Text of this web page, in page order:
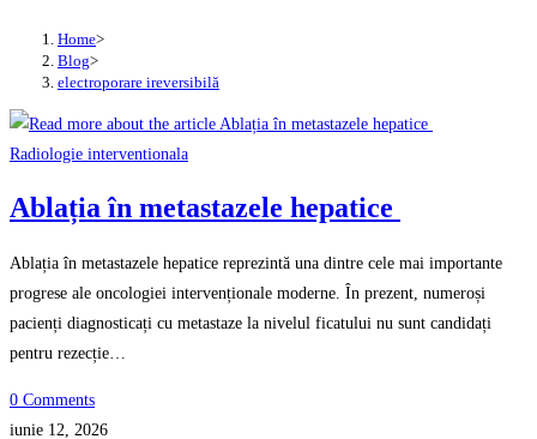
Home>
Blog>
electroporare ireversibilă
Radiologie interventionala
Ablația în metastazele hepatice
Ablația în metastazele hepatice reprezintă una dintre cele mai importante
progrese ale oncologiei intervenționale moderne. În prezent, numeroși
pacienți diagnosticați cu metastaze la nivelul ficatului nu sunt candidați
pentru rezecție…
0 Comments
iunie 12, 2026